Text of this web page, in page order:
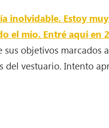
inolvidable. Estoy
el mío. Entré aquí en
sus objetivos marcados
vestuario. Intento